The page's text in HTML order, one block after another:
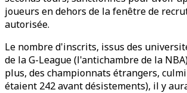
joueurs en dehors de la fenêtre de
autorisée.
Le nombre d'inscrits, issus des
de la G-League (l'antichambre de la
plus, des championnats étrangers,
étaient 242 avant désistements), il y